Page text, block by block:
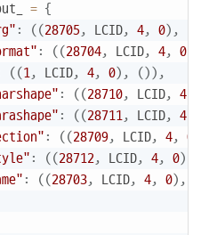
= {
: ((28705, LCID, 4, 0) ,
: ((28704, LCID, 4, 0)
((1, LCID, 4, 0) , ()) ,
: ((28710, LCID, 4,
: ((28711, LCID, 4,
: ((28709, LCID, 4, 0
: ((28712, LCID, 4, 0)
: ((28703, LCID, 4, 0) ,